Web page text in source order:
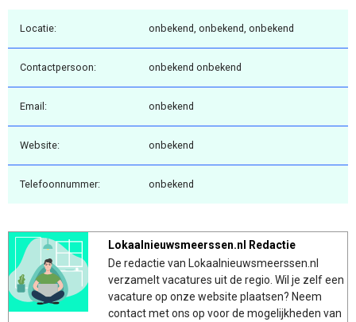
Locatie: onbekend, onbekend, onbekend
Contactpersoon: onbekend onbekend
Email: onbekend
Website: onbekend
Telefoonnummer: onbekend
Lokaalnieuwsmeerssen.nl Redactie
De redactie van Lokaalnieuwsmeerssen.nl
verzamelt vacatures uit de regio. Wil je zelf een
vacature op onze website plaatsen? Neem
contact met ons op voor de mogelijkheden van